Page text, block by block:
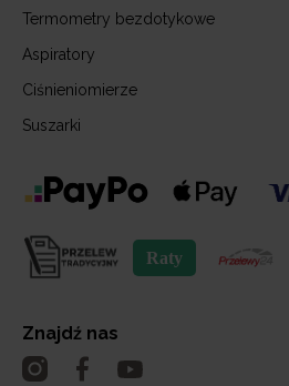
Termometry bezdotykowe
Aspiratory
Ciśnieniomierze
Suszarki
Znajdź nas